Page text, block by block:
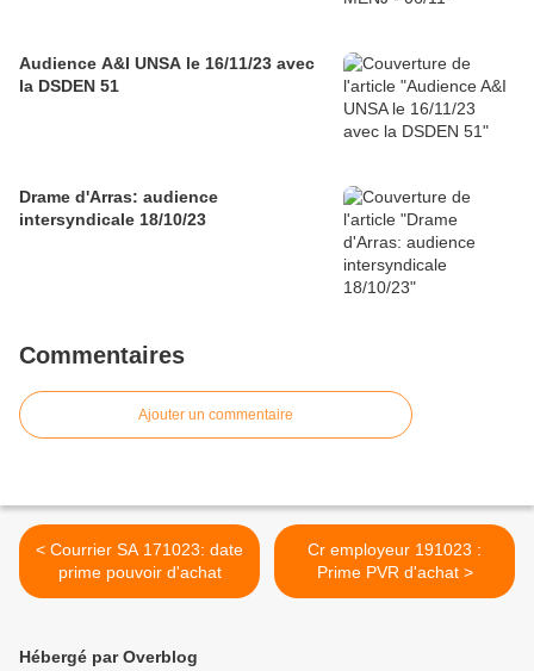
Audience A&I UNSA le 16/11/23 avec
la DSDEN 51
Drame d'Arras: audience
intersyndicale 18/10/23
Commentaires
Ajouter un commentaire
< Courrier SA 171023: date
prime pouvoir d'achat
Cr employeur 191023 :
Prime PVR d'achat >
Hébergé par Overblog